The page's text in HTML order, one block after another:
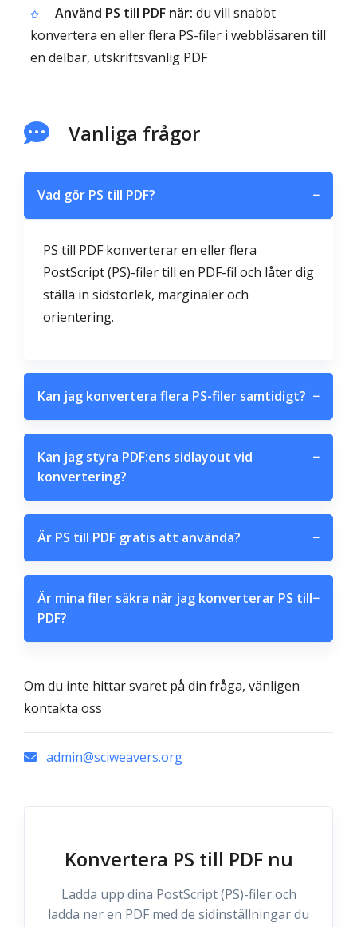
Använd PS till PDF när: du vill snabbt
konvertera en eller flera PS-filer i webbläsaren till
en delbar, utskriftsvänlig PDF
Vanliga frågor
Vad gör PS till PDF? −
PS till PDF konverterar en eller flera
PostScript (PS)-filer till en PDF-fil och låter dig
ställa in sidstorlek, marginaler och
orientering.
Kan jag konvertera flera PS-filer samtidigt? −
Kan jag styra PDF:ens sidlayout vid
konvertering?
−
Är PS till PDF gratis att använda? −
Är mina filer säkra när jag konverterar PS till
PDF?
−
Om du inte hittar svaret på din fråga, vänligen
kontakta oss
admin@sciweavers.org
Konvertera PS till PDF nu
Ladda upp dina PostScript (PS)-filer och
ladda ner en PDF med de sidinställningar du